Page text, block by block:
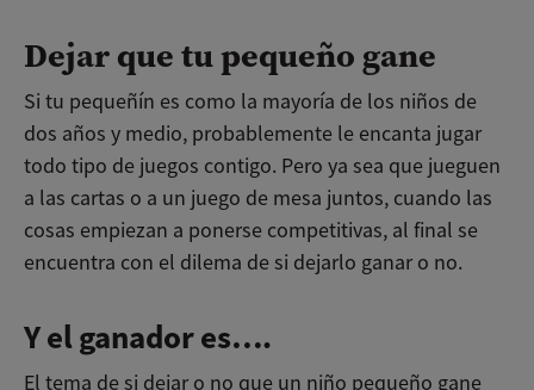
Dejar que tu pequeño gane
Si tu pequeñín es como la mayoría de los niños de
dos años y medio, probablemente le encanta jugar
todo tipo de juegos contigo. Pero ya sea que jueguen
a las cartas o a un juego de mesa juntos, cuando las
cosas empiezan a ponerse competitivas, al final se
encuentra con el dilema de si dejarlo ganar o no.
Y el ganador es….
El tema de si dejar o no que un niño pequeño gane